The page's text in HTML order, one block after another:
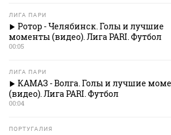
ЛИГА ПАРИ
Ротор - Челябинск. Голы и лучшие
моменты (видео). Лига PARI. Футбол
00:05
ЛИГА ПАРИ
КАМАЗ - Волга. Голы и лучшие
(видео). Лига PARI. Футбол
00:04
ПОРТУГАЛИЯ